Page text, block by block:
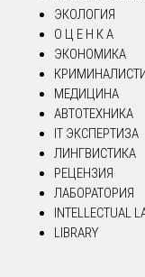
ЭКОЛОГИЯ
О Ц Е Н К А
ЭКОНОМИКА
МЕДИЦИНА
АВТОТЕХНИКА
IT ЭКСПЕРТИЗА
ЛИНГВИСТИКА
РЕЦЕНЗИЯ
ЛАБОРАТОРИЯ
INTELLECTUAL
LIBRARY